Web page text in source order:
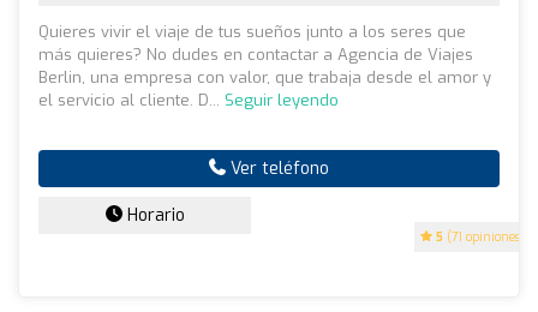
5 (71 opiniones)
Quieres vivir el viaje de tus sueños junto a los seres que
más quieres? No dudes en contactar a Agencia de Viajes
Berlin, una empresa con valor, que trabaja desde el amor y
el servicio al cliente. D... Seguir leyendo
Ver teléfono
Horario